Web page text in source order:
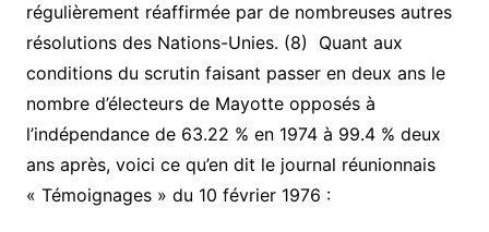
régulièrement réaffirmée par de nombreuses autres
résolutions des Nations-Unies. (8) Quant aux
conditions du scrutin faisant passer en deux ans le
nombre d’électeurs de Mayotte opposés à
l’indépendance de 63.22 % en 1974 à 99.4 % deux
ans après, voici ce qu’en dit le journal réunionnais
« Témoignages » du 10 février 1976 :